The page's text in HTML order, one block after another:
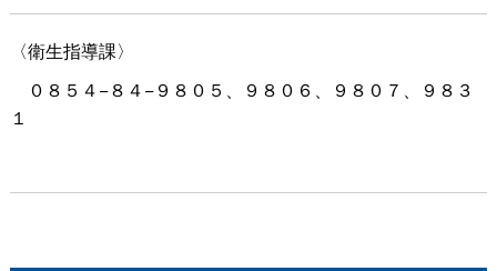
〈衛生指導課〉
０８５４−８４−９８０５、９８０６、９８０７、９８３
１